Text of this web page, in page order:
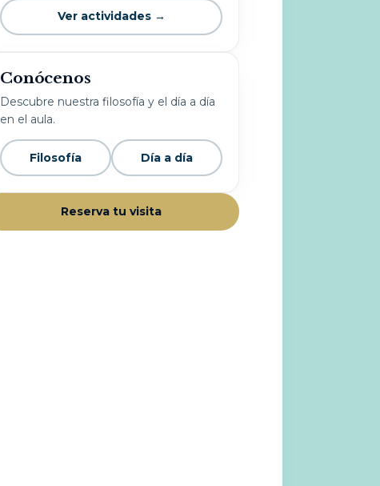
Ver actividades →
Conócenos
Descubre nuestra filosofía y el día a día
en el aula.
Filosofía Día a día
Reserva tu visita